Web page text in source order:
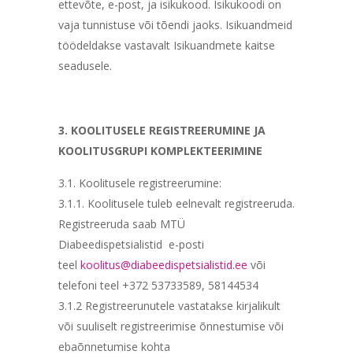
ettevõte, e-post, ja isikukood. Isikukoodi on
vaja tunnistuse või tõendi jaoks. Isikuandmeid
töödeldakse vastavalt Isikuandmete kaitse
seadusele.
3. KOOLITUSELE REGISTREERUMINE JA
KOOLITUSGRUPI KOMPLEKTEERIMINE
3.1. Koolitusele registreerumine:
3.1.1. Koolitusele tuleb eelnevalt registreeruda.
Registreeruda saab MTÜ
Diabeedispetsialistid e-posti
teel koolitus@diabeedispetsialistid.ee või
telefoni teel +372 53733589, 58144534
3.1.2 Registreerunutele vastatakse kirjalikult
või suuliselt registreerimise õnnestumise või
ebaõnnetumise kohta